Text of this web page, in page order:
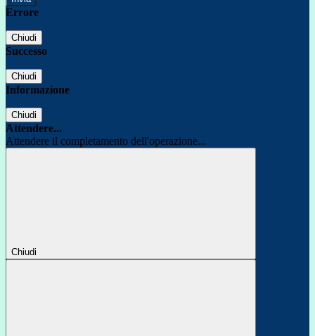
Errore
Chiudi
Successo
Chiudi
Informazione
Chiudi
Attendere...
Attendere il completamento dell'operazione...
Chiudi